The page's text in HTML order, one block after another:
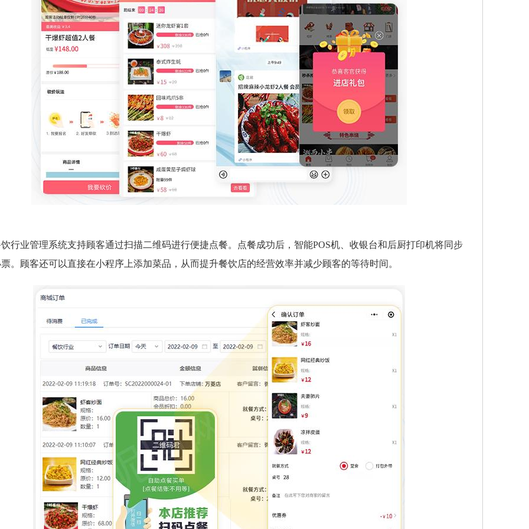
行业管理系统支持顾客通过扫描二维码进行便捷点餐。点餐成功后，智能POS机、收银台和后厨打印机将同步
。顾客还可以直接在小程序上添加菜品，从而提升餐饮店的经营效率并减少顾客的等待时间。